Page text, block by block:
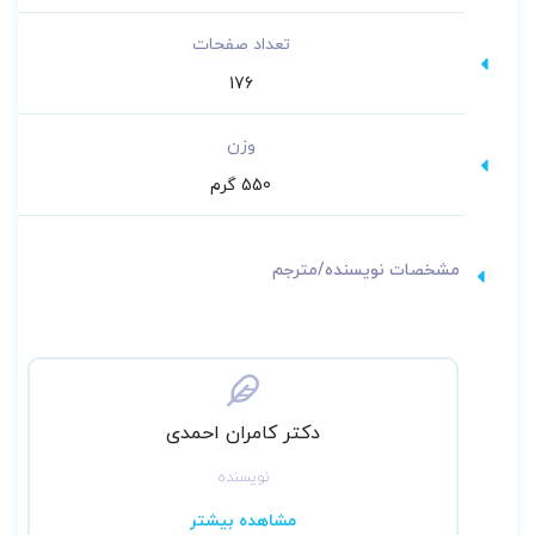
تعداد صفحات
176
وزن
550 گرم
مشخصات نویسنده/مترجم
دکتر کامران احمدی
نویسنده
مشاهده بیشتر